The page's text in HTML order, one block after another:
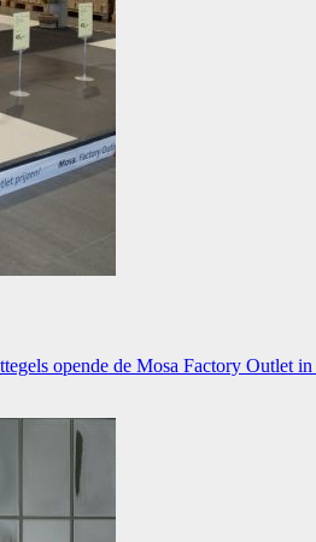
opende de Mosa Factory Outlet